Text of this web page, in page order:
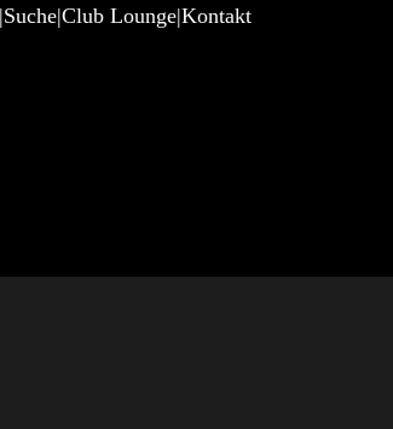
Suche Club Lounge Kontakt